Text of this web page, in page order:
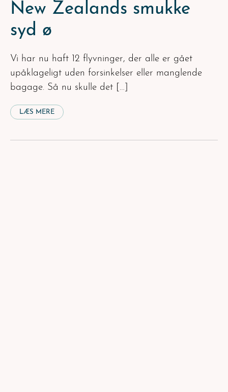
New Zealands smukke
syd ø
Vi har nu haft 12 flyvninger, der alle er gået
upåklageligt uden forsinkelser eller manglende
bagage. Så nu skulle det […]
LÆS MERE